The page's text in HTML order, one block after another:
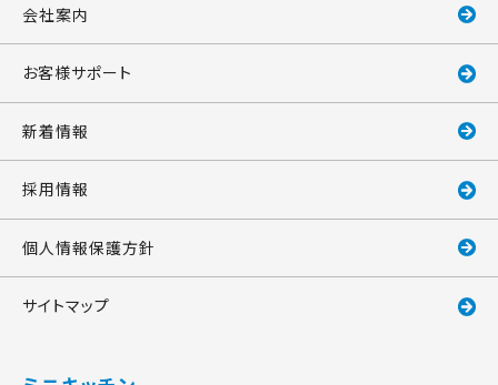
会社案内
お客様サポート
新着情報
採用情報
個人情報保護方針
サイトマップ